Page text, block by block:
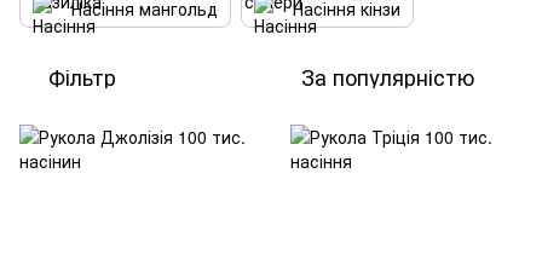
Насіння мангольд
Насіння кінзи
Фільтр За популярністю